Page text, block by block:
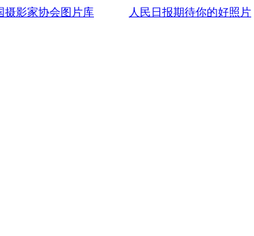
摄影家协会图片库 人民日报期待你的好照片